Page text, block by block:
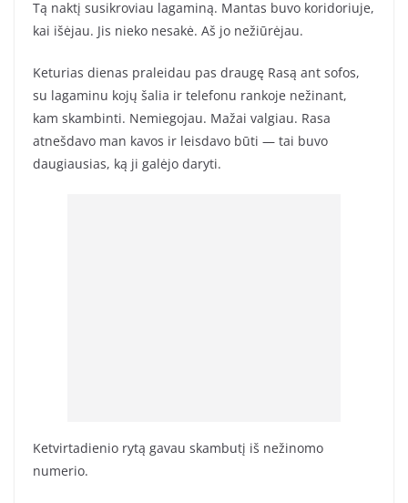
Tą naktį susikroviau lagaminą. Mantas buvo koridoriuje,
kai išėjau. Jis nieko nesakė. Aš jo nežiūrėjau.
Keturias dienas praleidau pas draugę Rasą ant sofos,
su lagaminu kojų šalia ir telefonu rankoje nežinant,
kam skambinti. Nemiegojau. Mažai valgiau. Rasa
atnešdavo man kavos ir leisdavo būti — tai buvo
daugiausias, ką ji galėjo daryti.
Ketvirtadienio rytą gavau skambutį iš nežinomo
numerio.